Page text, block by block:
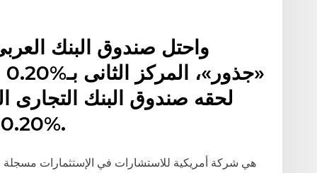
لحقه صندوق البنك التجارى
%0.20 ليسجل 338.6 جنيه للوثيقة.